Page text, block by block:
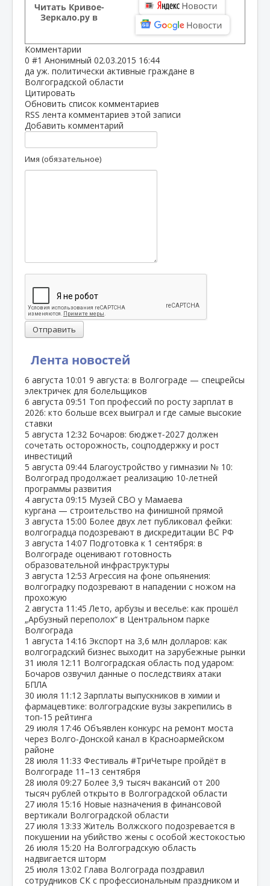
Лента новостей
6 августа 10:01 9 августа: в Волгограде — спецрейсы
электричек для болельщиков
6 августа 09:51 Топ профессий по росту зарплат в
2026: кто больше всех выиграл и где самые высокие
ставки
5 августа 12:32 Бочаров: бюджет‑2027 должен
сочетать осторожность, соцподдержку и рост
инвестиций
5 августа 09:44 Благоустройство у гимназии № 10:
Волгоград продолжает реализацию 10‑летней
программы развития
4 августа 09:15 Музей СВО у Мамаева
кургана — строительство на финишной прямой
3 августа 15:00 Более двух лет публиковал фейки:
волгоградца подозревают в дискредитации ВС РФ
3 августа 14:07 Подготовка к 1 сентября: в
Волгограде оценивают готовность
образовательной инфраструктуры
3 августа 12:53 Агрессия на фоне опьянения:
волгоградку подозревают в нападении с ножом на
прохожую
2 августа 11:45 Лето, арбузы и веселье: как прошёл
„Арбузный переполох“ в Центральном парке
Волгограда
1 августа 14:16 Экспорт на 3,6 млн долларов: как
волгоградский бизнес выходит на зарубежные рынки
31 июля 12:11 Волгоградская область под ударом:
Бочаров озвучил данные о последствиях атаки
БПЛА
30 июля 11:12 Зарплаты выпускников в химии и
фармацевтике: волгоградские вузы закрепились в
топ‑15 рейтинга
29 июля 17:46 Объявлен конкурс на ремонт моста
через Волго‑Донской канал в Красноармейском
районе
28 июля 11:33 Фестиваль #ТриЧетыре пройдёт в
Волгограде 11–13 сентября
28 июля 09:27 Более 3,9 тысяч вакансий от 200
тысяч рублей открыто в Волгоградской области
27 июля 15:16 Новые назначения в финансовой
вертикали Волгоградской области
27 июля 13:33 Житель Волжского подозревается в
покушении на убийство жены с особой жестокостью
26 июля 15:20 На Волгоградскую область
надвигается шторм
25 июля 13:02 Глава Волгограда поздравил
сотрудников СК с профессиональным праздником и
Читать Кривое-
Зеркало.ру в
Комментарии
0 #1 Анонимный 02.03.2015 16:44
да уж. политически активные граждане в
Волгоградской области
Цитировать
Обновить список комментариев
RSS лента комментариев этой записи
Добавить комментарий
Имя (обязательное)
Отправить